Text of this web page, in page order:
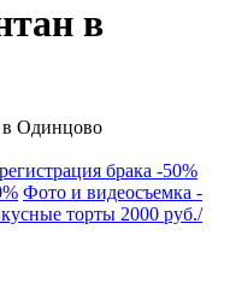
в
Одинцово
брака -50%
Фото и видеосъемка -
торты 2000 руб./